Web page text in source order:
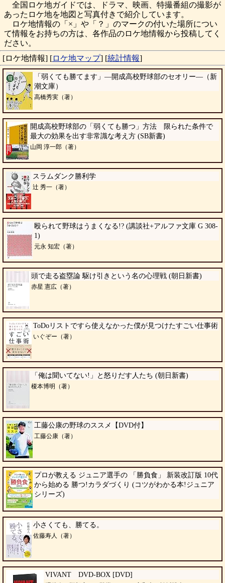
全国ロケ地ガイドでは、ドラマ、映画、特撮番組の撮影が
あったロケ地を地図と写真付きで紹介しています。
ロケ地情報の「×」や「？」のマークの付いた場所につい
て情報をお持ちの方は、各作品のロケ地情報から投稿してく
ださい。
[ロケ地情報] [ロケ地マップ] [統計情報]
「弱くても勝てます」―開成高校野球部のセオリー―（新
潮文庫）
高橋秀実（著）
開成高校野球部の「弱くても勝つ」方法 限られた条件で
最大の効果を出す非常識な考え方 (SB新書)
山岡 淳一郎（著）
スラムダンク勝利学
辻 秀一（著）
殴られて野球はうまくなる!? (講談社+アルファ文庫 G 308-
1)
元永 知宏（著）
頭で走る盗塁論 駆け引きという名の心理戦 (朝日新書)
赤星 憲広（著）
ToDoリストですら使えなかった僕が見つけたすごい仕事術
いぐぞー（著）
「俺は聞いてない!」と怒りだす人たち (朝日新書)
榎本博明（著）
工藤公康の野球のススメ【DVD付】
工藤公康（著）
プロが教える ジュニア選手の 「勝負食」 新装改訂版 10代
から始める 勝つ!カラダづくり (コツがわかる本!ジュニア
シリーズ)
小さくても、勝てる。
佐藤寿人（著）
VIVANT DVD-BOX [DVD]